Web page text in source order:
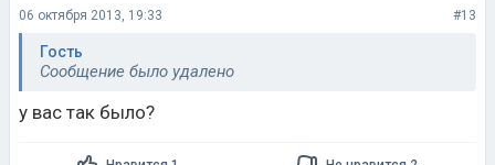
06 октября 2013, 19:33 #13
Гость
Сообщение было удалено
у вас так было?